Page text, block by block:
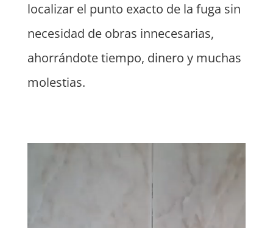
localizar el punto exacto de la fuga sin
necesidad de obras innecesarias,
ahorrándote tiempo, dinero y muchas
molestias.